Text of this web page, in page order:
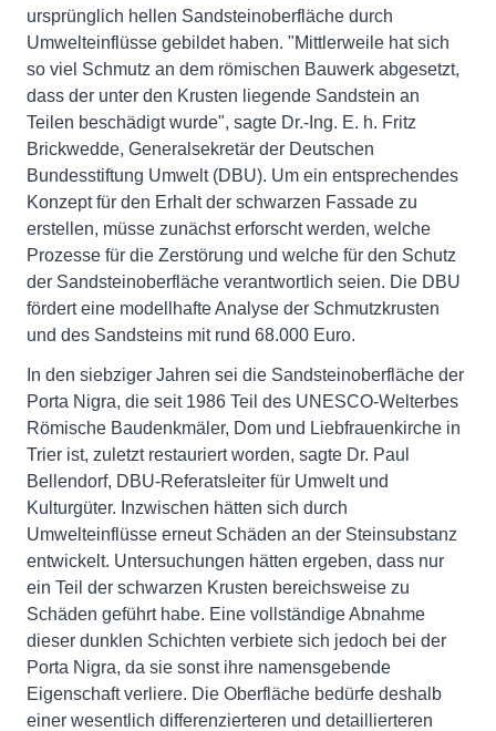
ursprünglich hellen Sandsteinoberfläche durch
Umwelteinflüsse gebildet haben. "Mittlerweile hat sich
so viel Schmutz an dem römischen Bauwerk abgesetzt,
dass der unter den Krusten liegende Sandstein an
Teilen beschädigt wurde", sagte Dr.-Ing. E. h. Fritz
Brickwedde, Generalsekretär der Deutschen
Bundesstiftung Umwelt (DBU). Um ein entsprechendes
Konzept für den Erhalt der schwarzen Fassade zu
erstellen, müsse zunächst erforscht werden, welche
Prozesse für die Zerstörung und welche für den Schutz
der Sandsteinoberfläche verantwortlich seien. Die DBU
fördert eine modellhafte Analyse der Schmutzkrusten
und des Sandsteins mit rund 68.000 Euro.
In den siebziger Jahren sei die Sandsteinoberfläche der
Porta Nigra, die seit 1986 Teil des UNESCO-Welterbes
Römische Baudenkmäler, Dom und Liebfrauenkirche in
Trier ist, zuletzt restauriert worden, sagte Dr. Paul
Bellendorf, DBU-Referatsleiter für Umwelt und
Kulturgüter. Inzwischen hätten sich durch
Umwelteinflüsse erneut Schäden an der Steinsubstanz
entwickelt. Untersuchungen hätten ergeben, dass nur
ein Teil der schwarzen Krusten bereichsweise zu
Schäden geführt habe. Eine vollständige Abnahme
dieser dunklen Schichten verbiete sich jedoch bei der
Porta Nigra, da sie sonst ihre namensgebende
Eigenschaft verliere. Die Oberfläche bedürfe deshalb
einer wesentlich differenzierteren und detaillierteren